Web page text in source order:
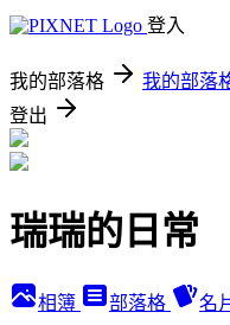
登入
我的部落格 我的部落
登出
瑞瑞的日常
相簿 部落格 名